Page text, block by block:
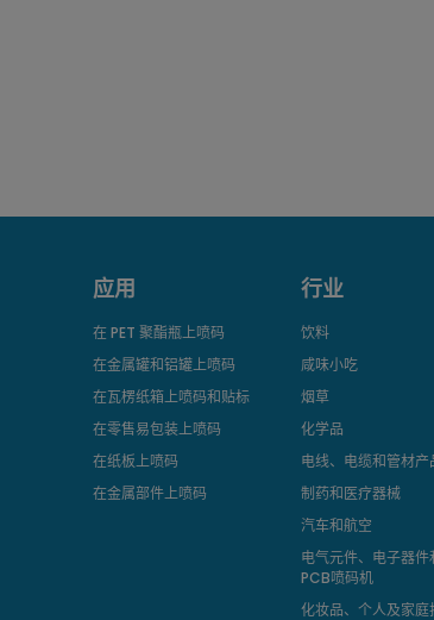
应用
在 PET 聚酯瓶上喷码
在金属罐和铝罐上喷码
在瓦楞纸箱上喷码和贴标
在零售易包装上喷码
在纸板上喷码
在金属部件上喷码
行业
饮料
咸味小吃
烟草
化学品
电线、电缆和管材产
制药和医疗器械
汽车和航空
电气元件、电子器件
PCB喷码机
化妆品、个人及家庭